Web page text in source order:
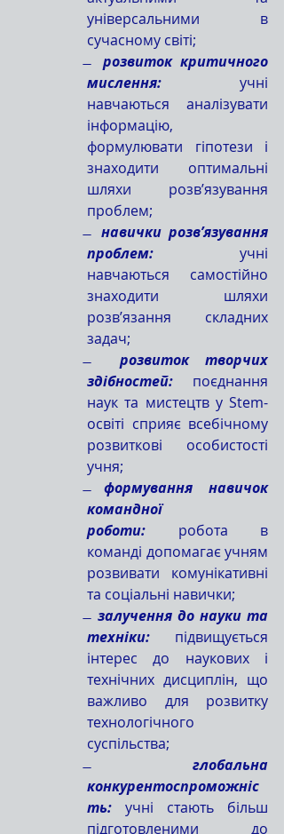
універсальними в
сучасному світі;
̶ розвиток критичного
мислення: учні
навчаються аналізувати
інформацію,
формулювати гіпотези і
знаходити оптимальні
шляхи розв’язування
проблем;
̶ навички розв’язування
проблем: учні
навчаються самостійно
знаходити шляхи
розв’язання складних
задач;
̶ розвиток творчих
здібностей: поєднання
наук та мистецтв у Stem-
освіті сприяє всебічному
розвиткові особистості
учня;
̶ формування навичок
командної
роботи: робота в
команді допомагає учням
розвивати комунікативні
та соціальні навички;
̶ залучення до науки та
техніки: підвищується
інтерес до наукових і
технічних дисциплін, що
важливо для розвитку
технологічного
суспільства;
̶ глобальна
конкурентоспроможніс
ть: учні стають більш
підготовленими до